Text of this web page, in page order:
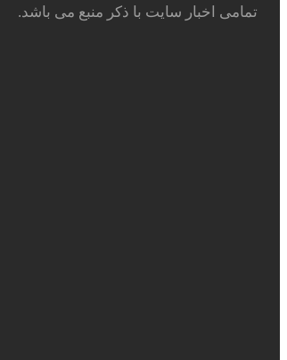
تمامی اخبار سایت با ذکر منبع می باشد.